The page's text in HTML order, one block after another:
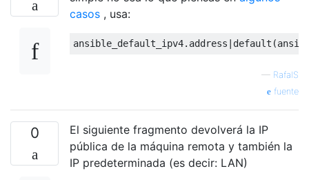
casos , usa:
— RafalS
fuente
0
El siguiente fragmento devolverá la IP
pública de la máquina remota y también la
IP predeterminada (es decir: LAN)